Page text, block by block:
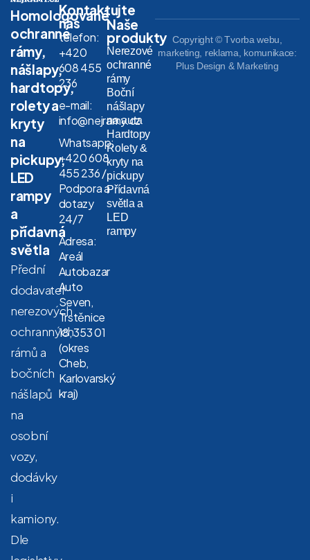
Homologované
ochranné
rámy,
nášlapy,
hardtopy,
rolety a
kryty
na
pickupy,
LED
rampy
a
přídavná
světla
Přední
dodavatel
nerezových
ochranných
rámů a
bočních
nášlapů
na
osobní
vozy,
dodávky
i
kamiony.
Dle
Kontaktujte
nás
telefon:
+420
608 455
236
e-mail:
info@nejramy.cz
Whatsapp:
+420 608
455 236 /
Podpora a
dotazy
24/7
Adresa:
Areál
Autobazar
Auto
Seven,
Trstěnice
18, 353 01
(okres
Cheb,
Karlovarský
kraj)
Naše
produkty
Nerezové
ochranné
rámy
Boční
nášlapy
na auta
Hardtopy
Rolety &
kryty na
pickupy
Přídavná
světla a
LED
rampy
Copyright © Tvorba webu,
marketing, reklama, komunikace:
Plus Design & Marketing